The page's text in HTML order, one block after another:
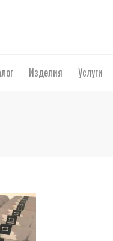
Изделия Услуги